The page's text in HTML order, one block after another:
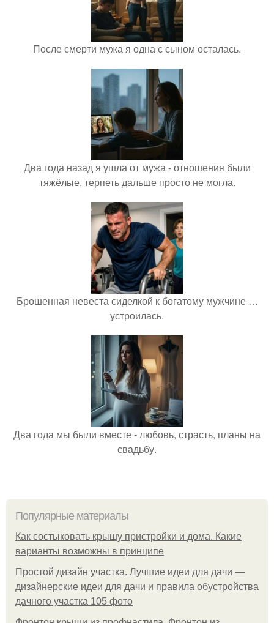
После смерти мужа я одна с сыном осталась.
Два года назад я ушла от мужа - отношения были
тяжёлые, терпеть дальше просто не могла.
Брошенная невеста сиделкой к богатому мужчине …
устроилась.
Два года мы были вместе - любовь, страсть, планы на
свадьбу.
Популярные материалы
Как состыковать крышу пристройки и дома. Какие
варианты возможны в принципе
Простой дизайн участка. Лучшие идеи для дачи —
дизайнерские идеи для дачи и правила обустройства
дачного участка 105 фото